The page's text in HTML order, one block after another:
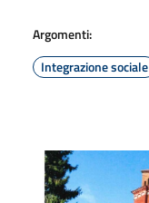
Argomenti:
Integrazione sociale